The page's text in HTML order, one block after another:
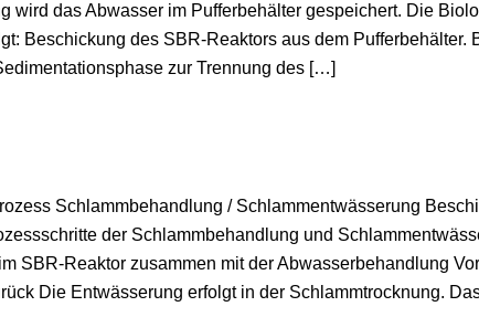
wird das Abwasser im Pufferbehälter gespeichert. Die
Beschickung des SBR-Reaktors aus dem
zur Trennung des […]
Schlammbehandlung / Schlammentwässerung
der Schlammbehandlung und
SBR-Reaktor zusammen mit der Abwasserbehandlung
Die Entwässerung erfolgt in der Schlammtrocknung.